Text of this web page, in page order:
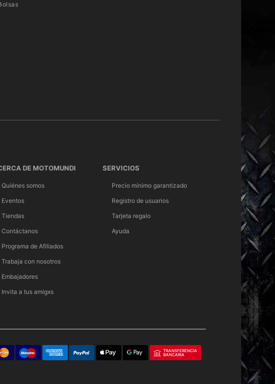
DE MOTOMUNDI
Quiénes somos
Eventos
Tiendas
Contáctanos
Programa de Afiliados
Trabaja con nosotros
Embajadores
Invita a tus amigxs
SERVICIOS
Precio mínimo garantizado
Registro de usuarios
Tarjeta regalo
Ayuda
TRANSFERENCIA
BANCARIA